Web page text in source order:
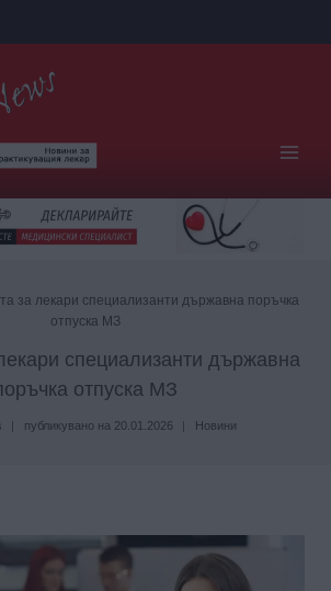
за лекари специализанти държавна поръчка
отпуска МЗ
специализанти държавна
отпуска МЗ
публикувано на 20.01.2026 Новини